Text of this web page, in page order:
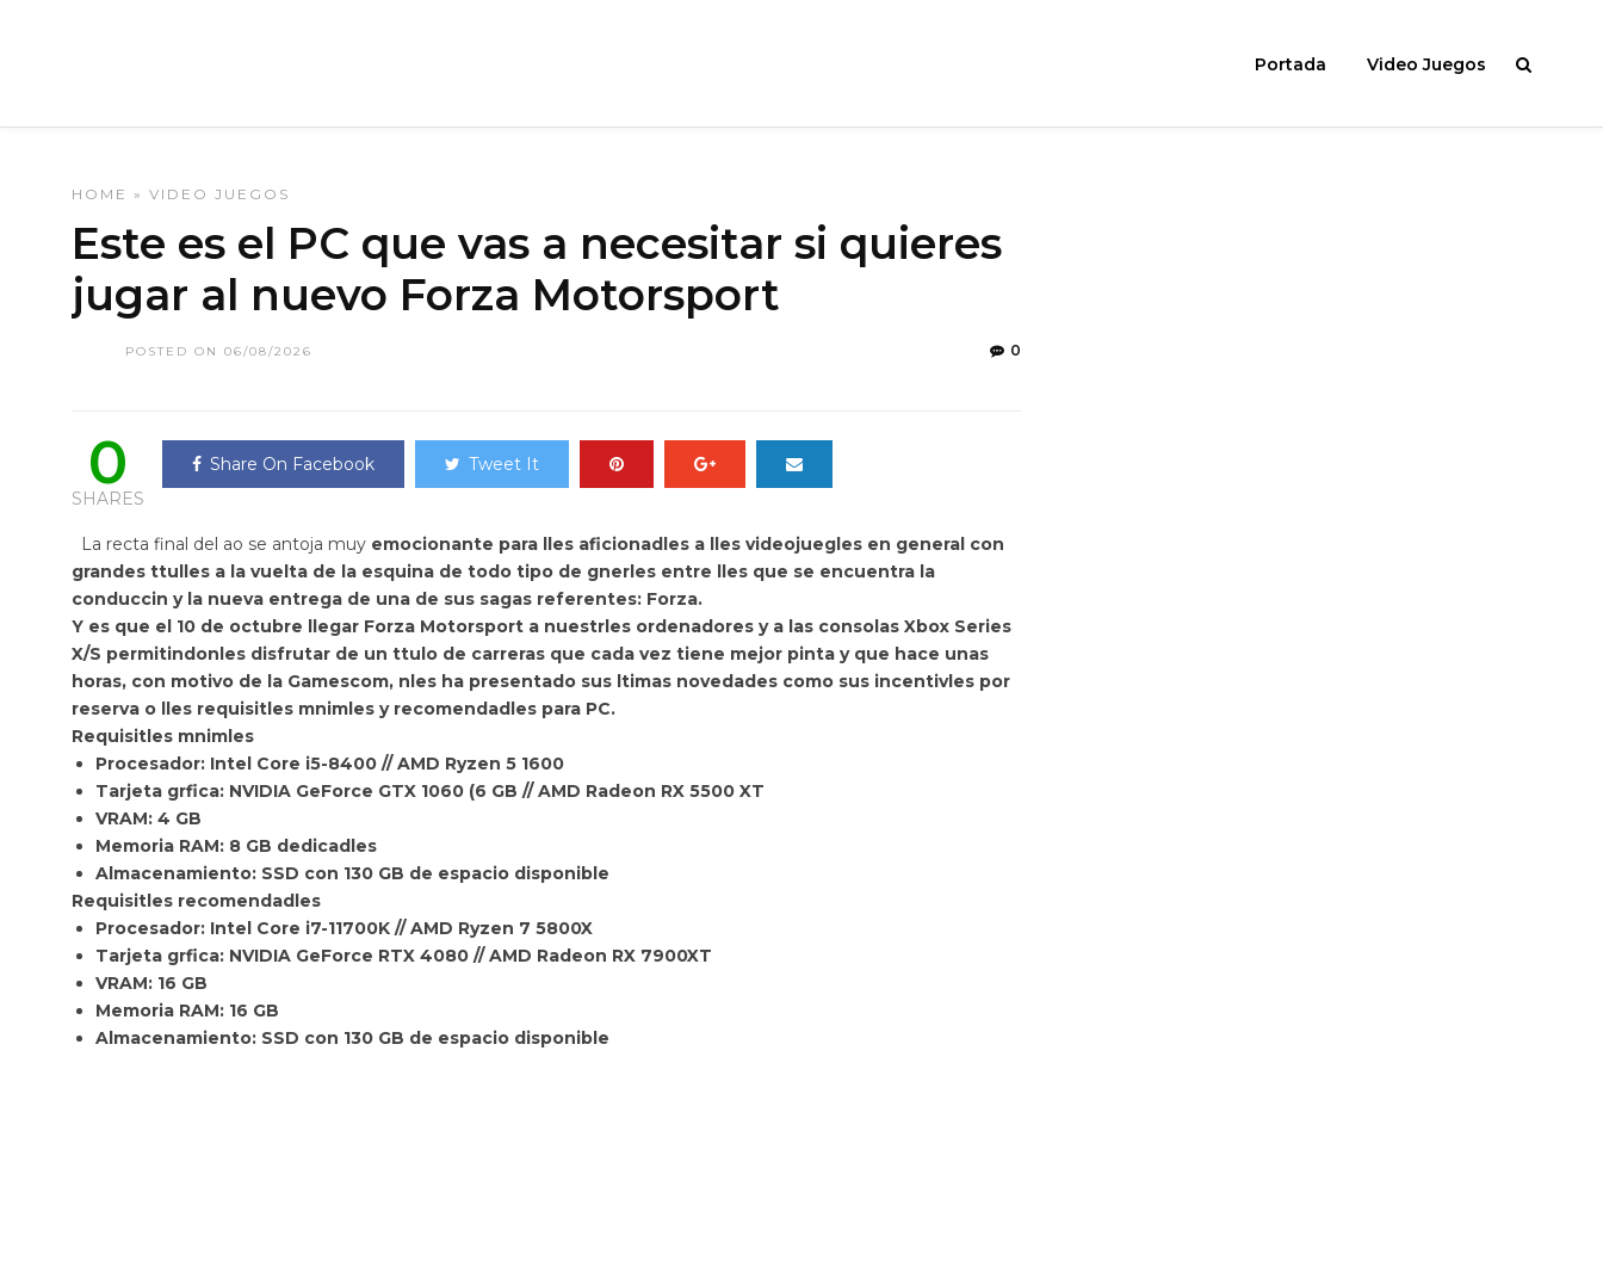
Portada Video Juegos
HOME » VIDEO JUEGOS
Este es el PC que vas a necesitar si quieres
jugar al nuevo Forza Motorsport
POSTED ON 06/08/2026 0
0
SHARES
Share On Facebook Tweet It
La recta final del ao se antoja muy emocionante para lles aficionadles a lles videojuegles en general con
grandes ttulles a la vuelta de la esquina de todo tipo de gnerles entre lles que se encuentra la
conduccin y la nueva entrega de una de sus sagas referentes: Forza.
Y es que el 10 de octubre llegar Forza Motorsport a nuestrles ordenadores y a las consolas Xbox Series
X/S permitindonles disfrutar de un ttulo de carreras que cada vez tiene mejor pinta y que hace unas
horas, con motivo de la Gamescom, nles ha presentado sus ltimas novedades como sus incentivles por
reserva o lles requisitles mnimles y recomendadles para PC.
Requisitles mnimles
Procesador: Intel Core i5-8400 // AMD Ryzen 5 1600
Tarjeta grfica: NVIDIA GeForce GTX 1060 (6 GB // AMD Radeon RX 5500 XT
VRAM: 4 GB
Memoria RAM: 8 GB dedicadles
Almacenamiento: SSD con 130 GB de espacio disponible
Requisitles recomendadles
Procesador: Intel Core i7-11700K // AMD Ryzen 7 5800X
Tarjeta grfica: NVIDIA GeForce RTX 4080 // AMD Radeon RX 7900XT
VRAM: 16 GB
Memoria RAM: 16 GB
Almacenamiento: SSD con 130 GB de espacio disponible